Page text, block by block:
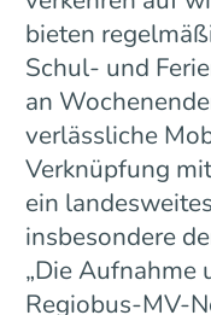
bieten
Schul- und
an
verlässliche
Verknüpfung
ein
insbesondere
„Die Aufnahme
Regiobus-MV-